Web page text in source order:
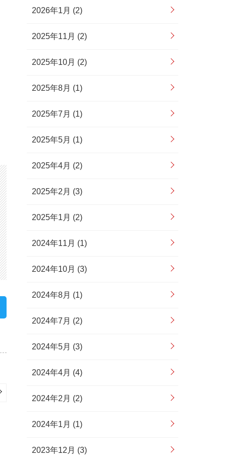
2026年1月 (2)
2025年11月 (2)
2025年10月 (2)
2025年8月 (1)
2025年7月 (1)
2025年5月 (1)
2025年4月 (2)
2025年2月 (3)
2025年1月 (2)
2024年11月 (1)
2024年10月 (3)
2024年8月 (1)
2024年7月 (2)
2024年5月 (3)
2024年4月 (4)
2024年2月 (2)
2024年1月 (1)
2023年12月 (3)